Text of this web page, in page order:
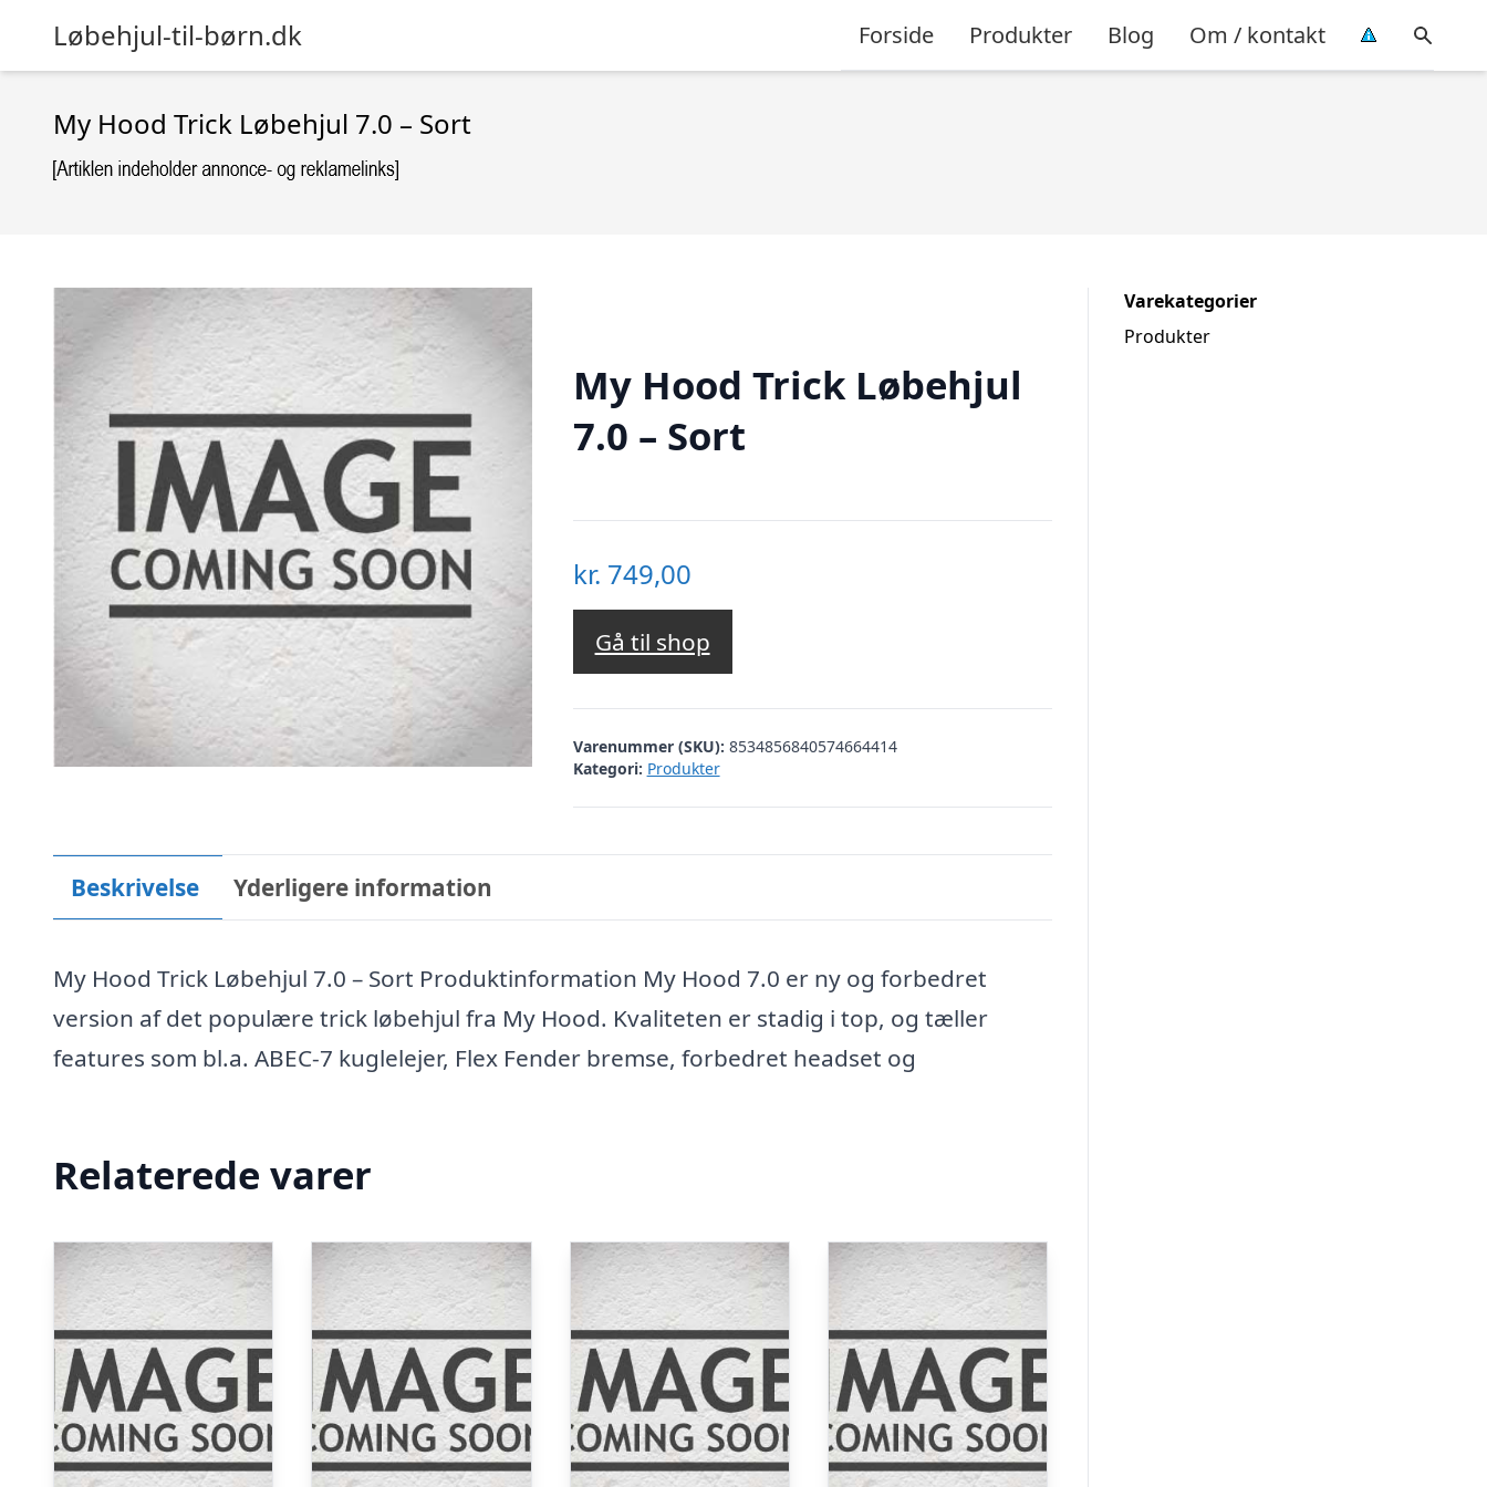
Løbehjul-til-børn.dk Forside Produkter Blog Om / kontakt
My Hood Trick Løbehjul 7.0 – Sort
My Hood Trick Løbehjul
7.0 – Sort
kr. 749,00
Gå til shop
Varenummer (SKU): 8534856840574664414
Kategori: Produkter
Beskrivelse Yderligere information
My Hood Trick Løbehjul 7.0 – Sort Produktinformation My Hood 7.0 er ny og forbedret
version af det populære trick løbehjul fra My Hood. Kvaliteten er stadig i top, og tæller
features som bl.a. ABEC-7 kuglelejer, Flex Fender bremse, forbedret headset og
Relaterede varer
Varekategorier
Produkter